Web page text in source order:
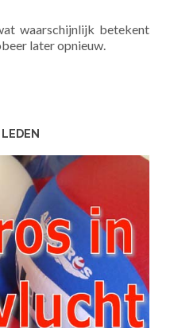
waarschijnlijk betekent
later opnieuw.